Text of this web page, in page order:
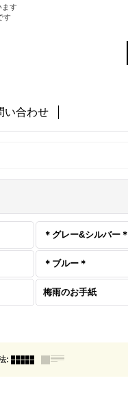
ます
す
い合わせ
＊グレー&シルバー＊
＊ブルー＊
梅雨のお手紙
: